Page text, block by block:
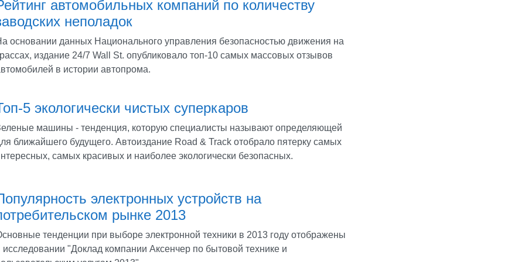
автомобильных компаний по количеству
неполадок
основании данных Национального управления безопасностью движения на
издание 24/7 Wall St. опубликовало топ-10 самых массовых отзывов
в истории автопрома.
5 экологически чистых суперкаров
машины - тенденция, которую специалисты называют определяющей
ближайшего будущего. Автоиздание Road & Track отобрало пятерку самых
самых красивых и наиболее экологически безопасных.
электронных устройств на
рынке 2013
тенденции при выборе электронной техники в 2013 году отображены
исследовании "Доклад компании Аксенчер по бытовой технике и